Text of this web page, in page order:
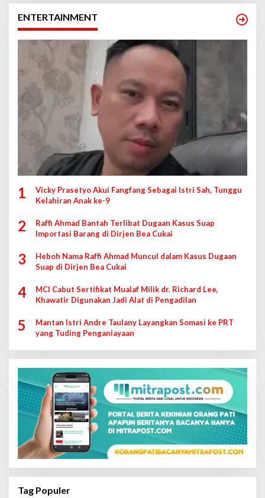
ENTERTAINMENT
1
Vicky Prasetyo Akui Fangfang Sebagai Istri Sah, Tunggu
Kelahiran Anak ke-9
2
Raffi Ahmad Bantah Terlibat Dugaan Kasus Suap
Importasi Barang di Dirjen Bea Cukai
3
Heboh Nama Raffi Ahmad Muncul dalam Kasus Dugaan
Suap di Dirjen Bea Cukai
4
MCI Cabut Sertifikat Mualaf Milik dr. Richard Lee,
Khawatir Digunakan Jadi Alat di Pengadilan
5
Mantan Istri Andre Taulany Layangkan Somasi ke PRT
yang Tuding Penganiayaan
Tag Populer